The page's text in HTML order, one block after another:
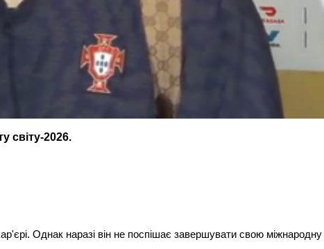
світу-2026.
Однак наразі він не поспішає завершувати свою